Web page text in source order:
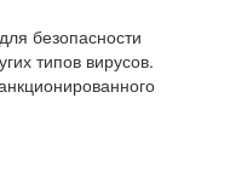
безопасности
типов вирусов.